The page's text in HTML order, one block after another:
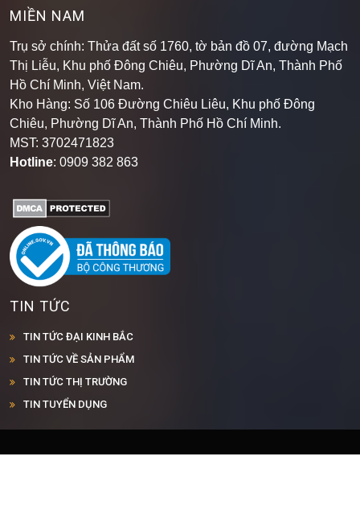
Hotline: 0909 382 863
MIỀN NAM
Trụ sở chính: Thửa đất số 1760, tờ bản đồ 07, đường Mạch
Thị Liễu, Khu phố Đông Chiêu, Phường Dĩ An, Thành Phố
Hồ Chí Minh, Việt Nam.
Kho Hàng: Số 106 Đường Chiêu Liêu, Khu phố Đông
Chiêu, Phường Dĩ An, Thành Phố Hồ Chí Minh
MST: 3702471823
TIN TỨC
TIN TỨC ĐẠI KINH BẮC
TIN TỨC VỀ SẢN PHẨM
TIN TỨC THỊ TRƯỜNG